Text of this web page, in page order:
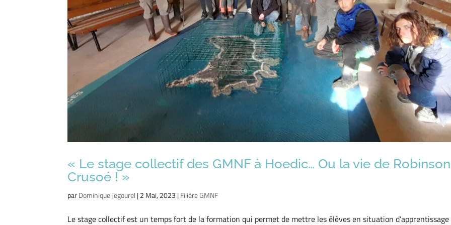
« Le stage collectif des GMNF à Hoedic… Ou la vie de Robinson
Crusoé ! »
parDominique Jegourel |2 Mai, 2023 |Filière GMNF
Le stage collectif est un temps fort de la formation qui permet de mettre les élèves en situation